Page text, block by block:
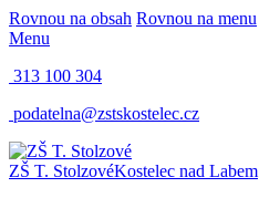
Rovnou na obsah Rovnou na menu
Menu
313 100 304
podatelna@zstskostelec.cz
ZŠ T. StolzovéKostelec nad Labem